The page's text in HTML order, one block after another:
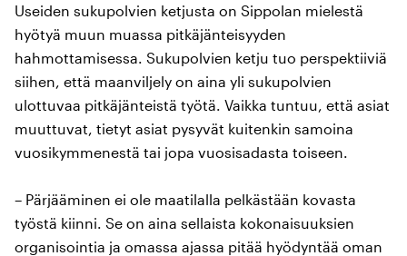
Useiden sukupolvien ketjusta on Sippolan mielestä
hyötyä muun muassa pitkäjänteisyyden
hahmottamisessa. Sukupolvien ketju tuo perspektiiviä
siihen, että maanviljely on aina yli sukupolvien
ulottuvaa pitkäjänteistä työtä. Vaikka tuntuu, että asiat
muuttuvat, tietyt asiat pysyvät kuitenkin samoina
vuosikymmenestä tai jopa vuosisadasta toiseen.
– Pärjääminen ei ole maatilalla pelkästään kovasta
työstä kiinni. Se on aina sellaista kokonaisuuksien
organisointia ja omassa ajassa pitää hyödyntää oman